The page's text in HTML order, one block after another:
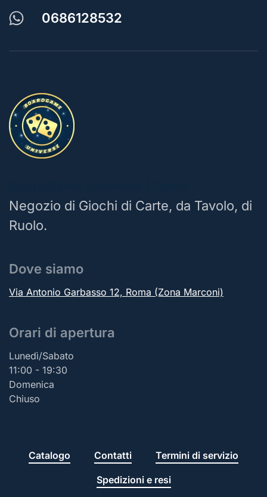
0686128532
Negozio di Giochi di Carte, da Tavolo, di
Ruolo.
Dove siamo
Via Antonio Garbasso 12, Roma (Zona Marconi)
Orari di apertura
Lunedì/Sabato
11:00 - 19:30
Domenica
Chiuso
Catalogo Contatti Termini di servizio
Spedizioni e resi